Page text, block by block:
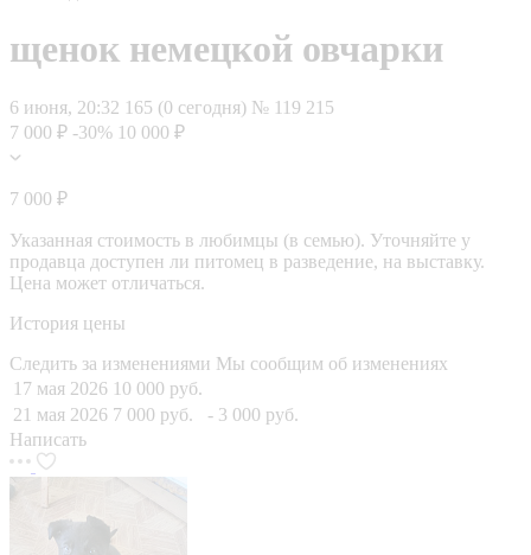
щенок немецкой овчарки
6 июня, 20:32 165 (0 сегодня) № 119 215
7 000 ₽ -30% 10 000 ₽
7 000 ₽
Указанная стоимость в любимцы (в семью). Уточняйте у
продавца доступен ли питомец в разведение, на выставку.
Цена может отличаться.
История цены
Следить за изменениями Мы сообщим об изменениях
17 мая 2026 10 000 руб.
21 мая 2026 7 000 руб.
- 3 000 руб.
Написать